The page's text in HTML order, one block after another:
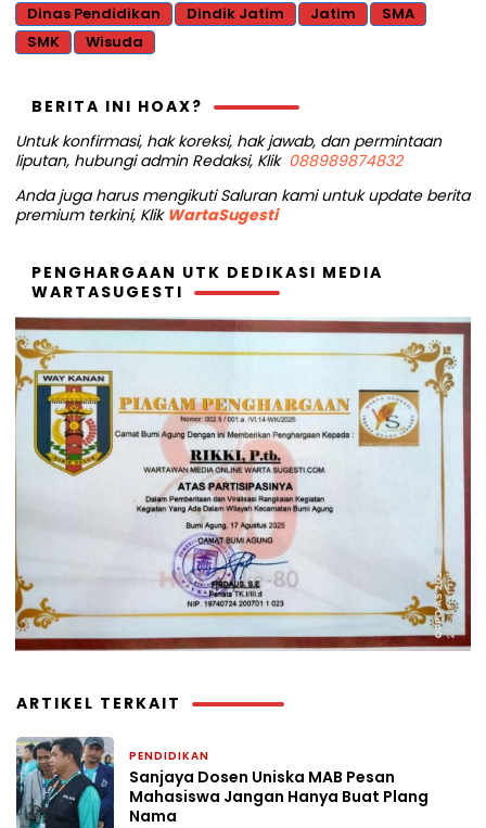
Dinas Pendidikan Dindik Jatim Jatim
SMA
SMK
Wisuda
BERITA INI HOAX?
Untuk konfirmasi, hak koreksi, hak jawab, dan permintaan
liputan, hubungi admin Redaksi, Klik 088989874832
Anda juga harus mengikuti Saluran kami untuk update berita
premium terkini, Klik WartaSugesti
PENGHARGAAN UTK DEDIKASI MEDIA
WARTASUGESTI
ARTIKEL TERKAIT
PENDIDIKAN
Sanjaya Dosen Uniska MAB Pesan
Mahasiswa Jangan Hanya Buat Plang
Nama